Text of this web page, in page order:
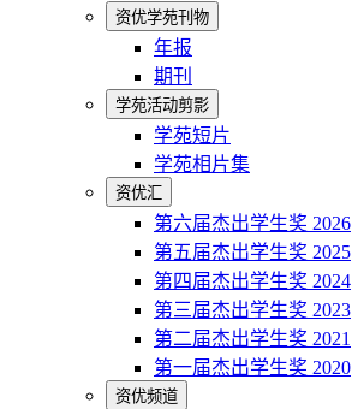
资优学苑刊物
年报
期刊
学苑活动剪影
学苑短片
学苑相片集
资优汇
第六届杰出学生奖 2026
第五届杰出学生奖 2025
第四届杰出学生奖 2024
第三届杰出学生奖 2023
第二届杰出学生奖 2021
第一届杰出学生奖 2020
资优频道